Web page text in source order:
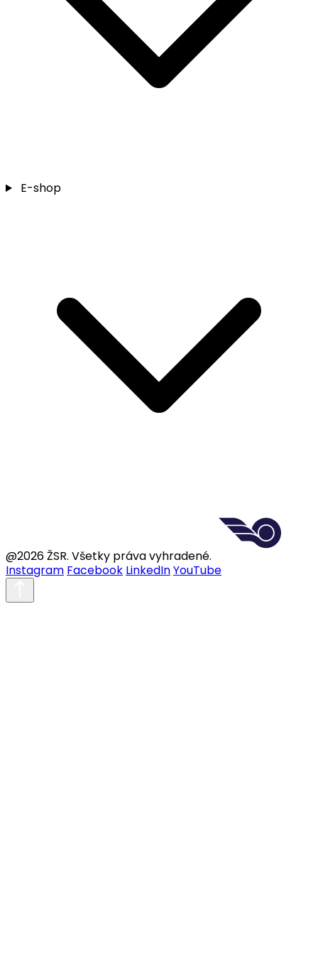
E-shop
@2026 ŽSR. Všetky práva vyhradené.
Instagram Facebook LinkedInYouTube